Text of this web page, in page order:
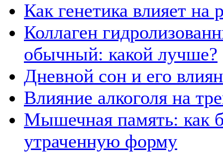
Как генетика влияет
Коллаген
обычный: какой лучше?
Дневной сон и его
Влияние алкоголя на
Мышечная память: как
утраченную форму